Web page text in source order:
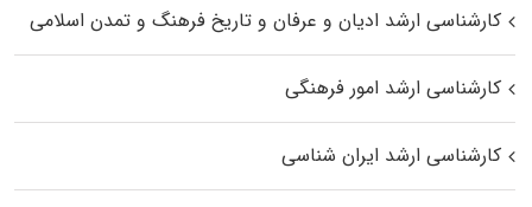
کارشناسی ارشد ادیان و عرفان و تاریخ فرهنگ و تمدن اسلامی
کارشناسی ارشد امور فرهنگی
کارشناسی ارشد ایران شناسی